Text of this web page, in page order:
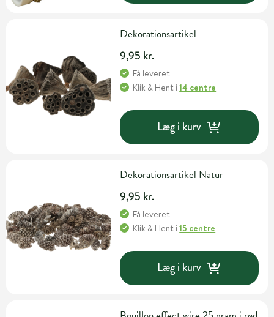
Dekorationsartikel
9,95 kr.
Få leveret
Klik & Hent i14 centre
Læg i kurv
Dekorationsartikel Natur
9,95 kr.
Få leveret
Klik & Hent i15 centre
Læg i kurv